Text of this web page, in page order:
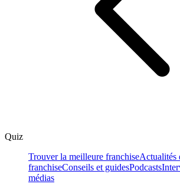
Quiz
Trouver la meilleure franchiseActualités
franchiseConseils et guidesPodcasts
médias